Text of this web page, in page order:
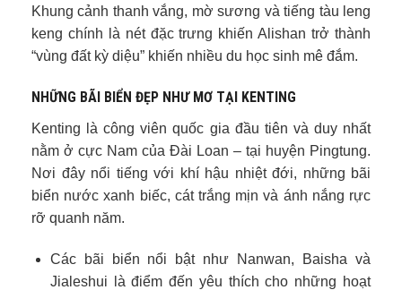
Khung cảnh thanh vắng, mờ sương và tiếng tàu leng
keng chính là nét đặc trưng khiến Alishan trở thành
“vùng đất kỳ diệu” khiến nhiều du học sinh mê đắm.
NHỮNG BÃI BIỂN ĐẸP NHƯ MƠ TẠI KENTING
Kenting là công viên quốc gia đầu tiên và duy nhất
nằm ở cực Nam của Đài Loan – tại huyện Pingtung.
Nơi đây nổi tiếng với khí hậu nhiệt đới, những bãi
biển nước xanh biếc, cát trắng mịn và ánh nắng rực
rỡ quanh năm.
Các bãi biển nổi bật như Nanwan, Baisha và
Jialeshui là điểm đến yêu thích cho những hoạt